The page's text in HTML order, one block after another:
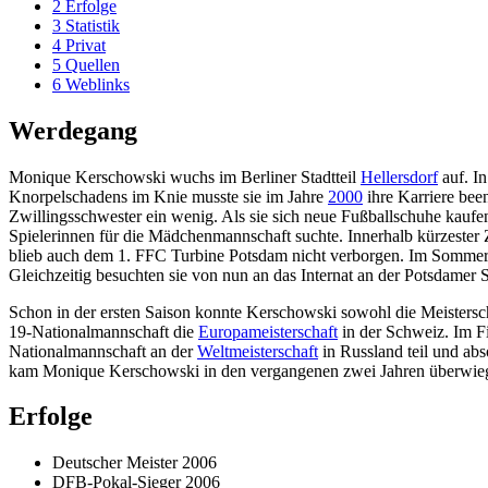
2 Erfolge
3 Statistik
4 Privat
5 Quellen
6 Weblinks
Werdegang
Monique Kerschowski wuchs im Berliner Stadtteil Hellersdorfauf. In
Knorpelschadens im Knie musste sie im Jahre 2000 ihre Karriere
Zwillingsschwester ein wenig. Als sie sich neue Fußballschuhe
Spielerinnen für die Mädchenmannschaft suchte. Innerhalb
blieb auch dem 1. FFC Turbine Potsdam nicht verborgen. Im
Gleichzeitig besuchten sie von nun an das Internat an der Potsdamer
Schon in der ersten Saison konnte Kerschowski sowohl die
19-Nationalmannschaft die Europameisterschaft in der Schweiz. Im
Nationalmannschaft an derWeltmeisterschaft in Russland teil und
kam Monique Kerschowski in den vergangenen zwei Jahren
Erfolge
Deutscher Meister 2006
DFB-Pokal-Sieger 2006